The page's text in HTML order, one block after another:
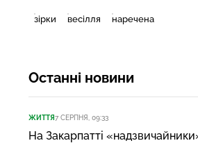
зірки весілля наречена
Останні новини
ЖИТТЯ7 СЕРПНЯ, 09:33
На Закарпатті